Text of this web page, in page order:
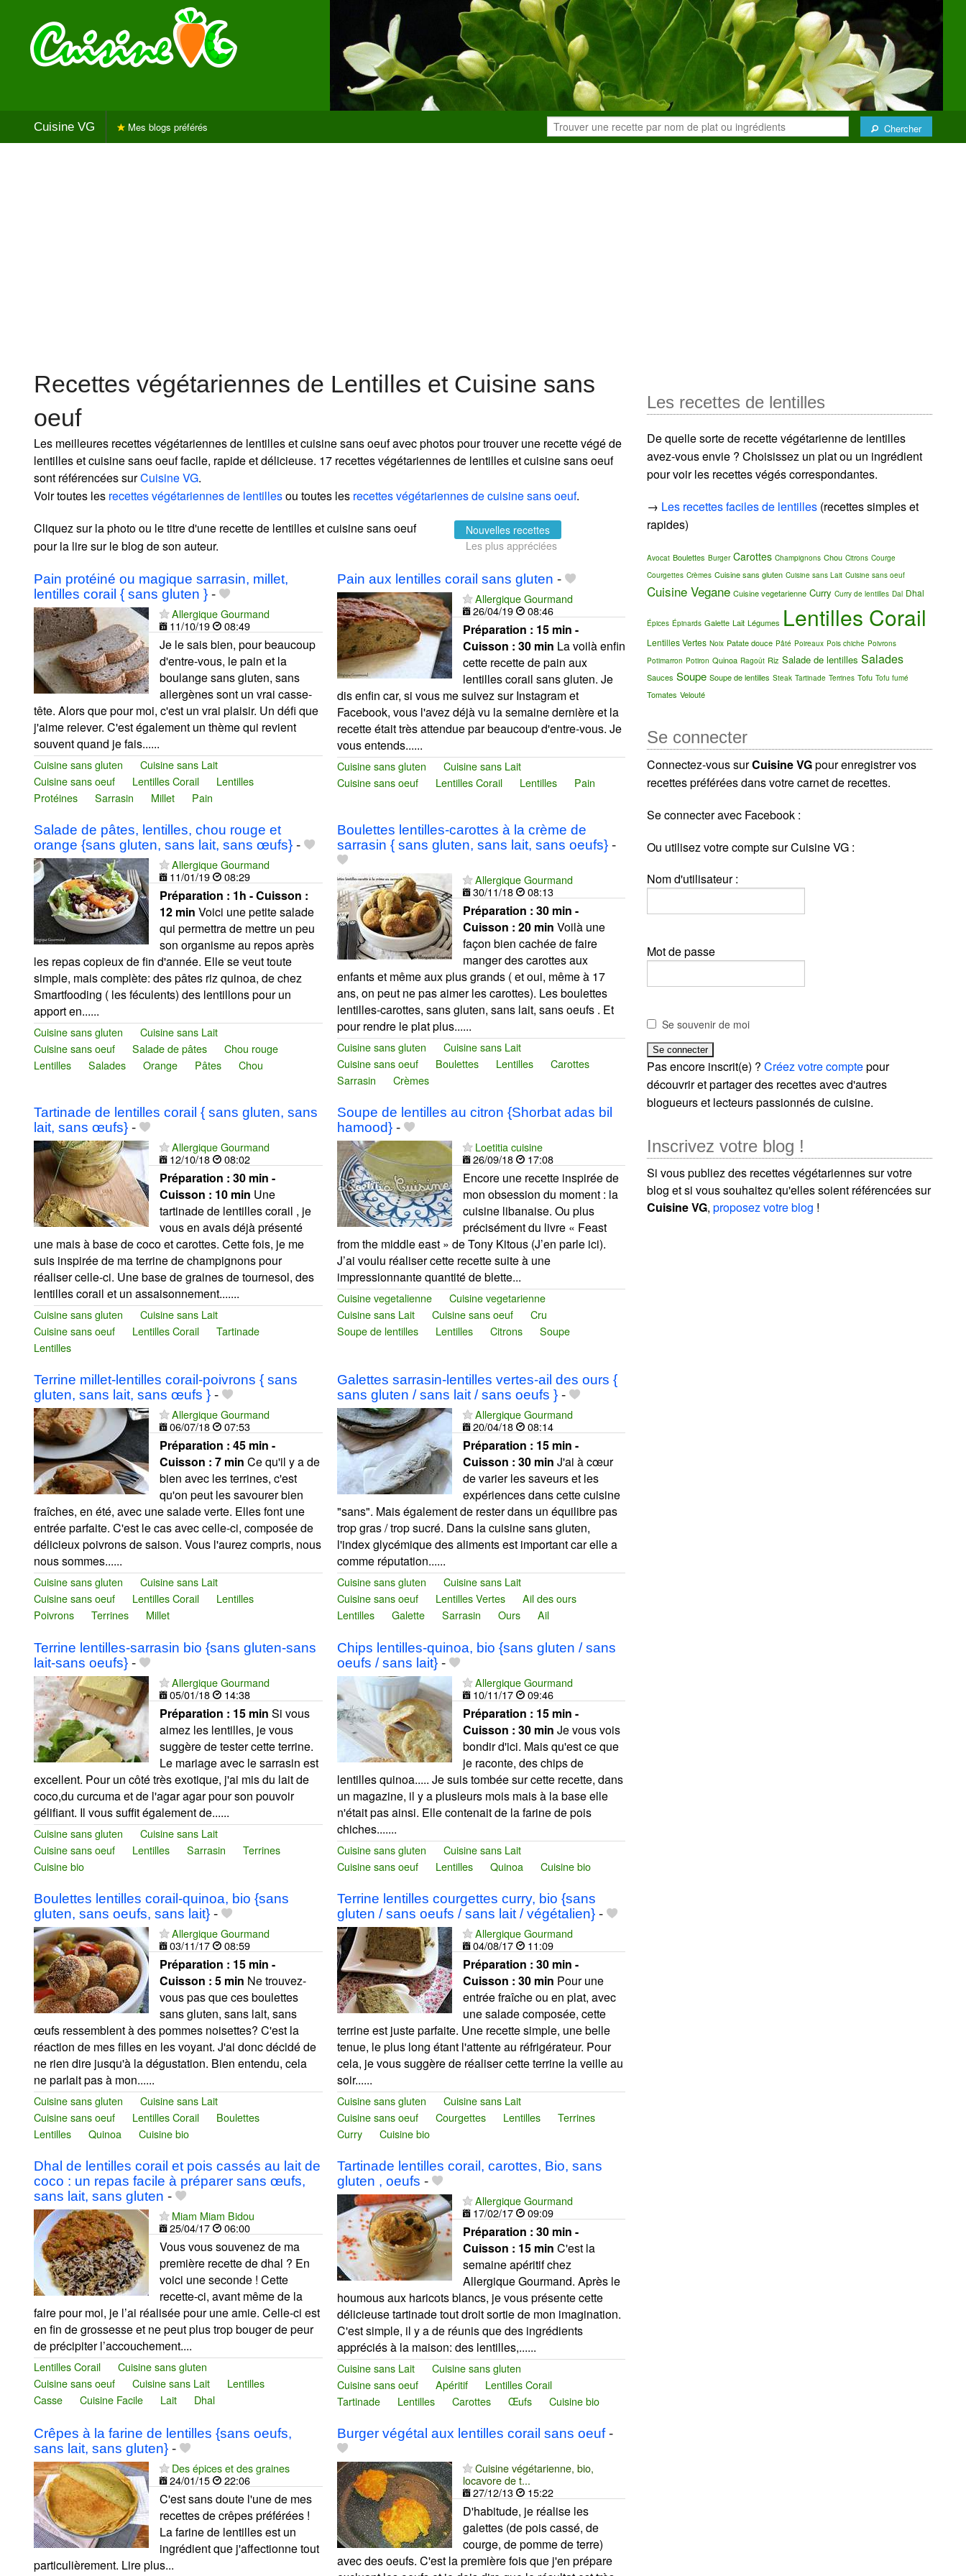
Cuisine VG Chercher
Mes blogs préférés
Recettes végétariennes de Lentilles et Cuisine sans
oeuf
Les meilleures recettes végétariennes de lentilles et cuisine sans oeuf avec photos pour trouver une recette végé de
lentilles et cuisine sans oeuf facile, rapide et délicieuse. 17 recettes végétariennes de lentilles et cuisine sans oeuf
sont référencées surCuisine VG.
Voir toutes les recettes végétariennes de lentillesou toutes les recettes végétariennes de cuisine sans oeuf.
Cliquez sur la photo ou le titre d'une recette de lentilles et cuisine sans oeuf
pour la lire sur le blog de son auteur.
Nouvelles recettes
Les plus appréciées
Pain protéiné ou magique sarrasin, millet,
lentilles corail { sans gluten } -
Allergique Gourmand
11/10/19
08:49
Je le sais bien, pour beaucoup
d'entre-vous, le pain et la
boulange sans gluten, sans
allergènes sont un vrai casse-
tête. Alors que pour moi, c'est un vrai plaisir. Un défi que
j'aime relever. C'est également un thème qui revient
souvent quand je fais......
Cuisine sans gluten
Cuisine sans Lait
Cuisine sans oeuf
Lentilles Corail
Lentilles
Protéines
Sarrasin Millet Pain
Pain aux lentilles corail sans gluten -
Allergique Gourmand
26/04/19
08:46
Préparation : 15 min -
Cuisson : 30 min La voilà enfin
cette recette de pain aux
lentilles corail sans gluten. Je
dis enfin car, si vous me suivez sur Instagram et
Facebook, vous l'avez déjà vu la semaine dernière et la
recette était très attendue par beaucoup d'entre-vous. Je
vous entends......
Cuisine sans gluten
Cuisine sans Lait
Cuisine sans oeuf
Lentilles Corail Lentilles Pain
Salade de pâtes, lentilles, chou rouge et
orange {sans gluten, sans lait, sans œufs} -
Allergique Gourmand
11/01/19
08:29
Préparation : 1h - Cuisson :
12 min Voici une petite salade
qui permettra de mettre un peu
son organisme au repos après
les repas copieux de fin d'année. Elle se veut toute
simple, mais complète: des pâtes riz quinoa, de chez
Smartfooding ( les féculents) des lentillons pour un
apport en......
Cuisine sans gluten
Cuisine sans Lait
Cuisine sans oeuf
Salade de pâtes
Chou rouge
Lentilles
Salades Orange Pâtes Chou
Boulettes lentilles-carottes à la crème de
sarrasin { sans gluten, sans lait, sans oeufs}-
Allergique Gourmand
30/11/18
08:13
Préparation : 30 min -
Cuisson : 20 min Voilà une
façon bien cachée de faire
manger des carottes aux
enfants et même aux plus grands ( et oui, même à 17
ans, on peut ne pas aimer les carottes). Les boulettes
lentilles-carottes, sans gluten, sans lait, sans oeufs . Et
pour rendre le plat plus......
Cuisine sans gluten
Cuisine sans Lait
Cuisine sans oeuf
Boulettes Lentilles
Carottes
Sarrasin
Crèmes
Tartinade de lentilles corail { sans gluten, sans
lait, sans œufs} -
Allergique Gourmand
12/10/18
08:02
Préparation : 30 min -
Cuisson : 10 min Une
tartinade de lentilles corail , je
vous en avais déjà présenté
une mais à base de coco et carottes. Cette fois, je me
suis inspirée de ma terrine de champignons pour
réaliser celle-ci. Une base de graines de tournesol, des
lentilles corail et un assaisonnement.......
Cuisine sans gluten
Cuisine sans Lait
Cuisine sans oeuf
Lentilles Corail
Tartinade
Lentilles
Soupe de lentilles au citron {Shorbat adas bil
hamood}-
Loetitia cuisine
26/09/18
17:08
Encore une recette inspirée de
mon obsession du moment : la
cuisine libanaise. Ou plus
précisément du livre « Feast
from the middle east » de Tony Kitous (J’en parle ici).
J’ai voulu réaliser cette recette suite à une
impressionnante quantité de blette...
Cuisine vegetalienne
Cuisine vegetarienne
Cuisine sans Lait
Cuisine sans oeuf
Cru
Soupe de lentilles
Lentilles Citrons Soupe
Terrine millet-lentilles corail-poivrons { sans
gluten, sans lait, sans œufs } -
Allergique Gourmand
06/07/18
07:53
Préparation : 45 min -
Cuisson : 7 min Ce qu'il y a de
bien avec les terrines, c'est
qu'on peut les savourer bien
fraîches, en été, avec une salade verte. Elles font une
entrée parfaite. C'est le cas avec celle-ci, composée de
délicieux poivrons de saison. Vous l'aurez compris, nous
nous sommes......
Cuisine sans gluten
Cuisine sans Lait
Cuisine sans oeuf
Lentilles Corail
Lentilles
Poivrons
Terrines Millet
Galettes sarrasin-lentilles vertes-ail des ours {
sans gluten / sans lait / sans oeufs }-
Allergique Gourmand
20/04/18
08:14
Préparation : 15 min -
Cuisson : 30 min J'ai à cœur
de varier les saveurs et les
expériences dans cette cuisine
"sans". Mais également de rester dans un équilibre pas
trop gras / trop sucré. Dans la cuisine sans gluten,
l'index glycémique des aliments est important car elle a
comme réputation......
Cuisine sans gluten
Cuisine sans Lait
Cuisine sans oeuf
Lentilles Vertes
Ail des ours
Lentilles
Galette Sarrasin Ours Ail
Terrine lentilles-sarrasin bio {sans gluten-sans
lait-sans oeufs} -
Allergique Gourmand
05/01/18
14:38
Préparation : 15 min Si vous
aimez les lentilles, je vous
suggère de tester cette terrine.
Le mariage avec le sarrasin est
excellent. Pour un côté très exotique, j'ai mis du lait de
coco,du curcuma et de l'agar agar pour son pouvoir
gélifiant. Il vous suffit également de......
Cuisine sans gluten
Cuisine sans Lait
Cuisine sans oeuf
Lentilles Sarrasin
Terrines
Cuisine bio
Chips lentilles-quinoa, bio {sans gluten / sans
oeufs / sans lait}-
Allergique Gourmand
10/11/17
09:46
Préparation : 15 min -
Cuisson : 30 min Je vous vois
bondir d'ici. Mais qu'est ce que
je raconte, des chips de
lentilles quinoa..... Je suis tombée sur cette recette, dans
un magazine, il y a plusieurs mois mais à la base elle
n'était pas ainsi. Elle contenait de la farine de pois
chiches.......
Cuisine sans gluten
Cuisine sans Lait
Cuisine sans oeuf
Lentilles Quinoa Cuisine bio
Boulettes lentilles corail-quinoa, bio {sans
gluten, sans oeufs, sans lait} -
Allergique Gourmand
03/11/17
08:59
Préparation : 15 min -
Cuisson : 5 min Ne trouvez-
vous pas que ces boulettes
sans gluten, sans lait, sans
œufs ressemblent à des pommes noisettes? C'est la
réaction de mes filles en les voyant. J'ai donc décidé de
ne rien dire jusqu'à la dégustation. Bien entendu, cela
ne parlait pas à mon......
Cuisine sans gluten
Cuisine sans Lait
Cuisine sans oeuf
Lentilles Corail
Boulettes
Lentilles
Quinoa Cuisine bio
Terrine lentilles courgettes curry, bio {sans
gluten / sans oeufs / sans lait / végétalien}-
Allergique Gourmand
04/08/17
11:09
Préparation : 30 min -
Cuisson : 30 min Pour une
entrée fraîche ou en plat, avec
une salade composée, cette
terrine est juste parfaite. Une recette simple, une belle
tenue, le plus long étant l'attente au réfrigérateur. Pour
cela, je vous suggère de réaliser cette terrine la veille au
soir......
Cuisine sans gluten
Cuisine sans Lait
Cuisine sans oeuf
Courgettes Lentilles
Terrines
Curry
Cuisine bio
Dhal de lentilles corail et pois cassés au lait de
coco : un repas facile à préparer sans œufs,
sans lait, sans gluten -
Miam Miam Bidou
25/04/17
06:00
Vous vous souvenez de ma
première recette de dhal ? En
voici une seconde ! Cette
recette-ci, avant même de la
faire pour moi, je l’ai réalisée pour une amie. Celle-ci est
en fin de grossesse et ne peut plus trop bouger de peur
de précipiter l’accouchement....
Lentilles Corail
Cuisine sans gluten
Cuisine sans oeuf
Cuisine sans Lait
Lentilles
Casse
Cuisine Facile Lait Dhal
Tartinade lentilles corail, carottes, Bio, sans
gluten , oeufs -
Allergique Gourmand
17/02/17
09:09
Préparation : 30 min -
Cuisson : 15 min C'est la
semaine apéritif chez
Allergique Gourmand. Après le
houmous aux haricots blancs, je vous présente cette
délicieuse tartinade tout droit sortie de mon imagination.
C'est simple, il y a de réunis que des ingrédients
appréciés à la maison: des lentilles,......
Cuisine sans Lait
Cuisine sans gluten
Cuisine sans oeuf
Apéritif
Lentilles Corail
Tartinade
Lentilles Carottes Œufs Cuisine bio
Crêpes à la farine de lentilles {sans oeufs,
sans lait, sans gluten} -
Des épices et des graines
24/01/15
22:06
C'est sans doute l'une de mes
recettes de crêpes préférées !
La farine de lentilles est un
ingrédient que j'affectionne tout
particulièrement. Lire plus...
Burger végétal aux lentilles corail sans oeuf-
Cuisine végétarienne, bio,
locavore de t...
27/12/13
15:22
D'habitude, je réalise les
galettes (de pois cassé, de
courge, de pomme de terre)
avec des oeufs. C'est la première fois que j'en prépare
Les recettes de lentilles
De quelle sorte de recette végétarienne de lentilles
avez-vous envie ? Choisissez un plat ou un ingrédient
pour voir les recettes végés correspondantes.
→ Les recettes faciles de lentilles (recettes simples et
rapides)
Avocat Boulettes Burger Carottes Champignons Chou Citrons Courge
Courgettes Crèmes Cuisine sans gluten Cuisine sans Lait Cuisine sans oeuf
Cuisine Vegane Cuisine vegetarienne Curry Curry de lentilles Dal Dhal
Épices Épinards Galette Lait Légumes Lentilles Corail
Lentilles Vertes Noix Patate douce Pâté Poireaux Pois chiche Poivrons
Potimarron Potiron Quinoa Ragoût Riz Salade de lentilles Salades
Sauces Soupe Soupe de lentilles Steak Tartinade Terrines Tofu Tofu fumé
Tomates Velouté
Se connecter
Connectez-vous surCuisine VGpour enregistrer vos
recettes préférées dans votre carnet de recettes.
Se connecter avec Facebook :
Ou utilisez votre compte sur Cuisine VG :
Nom d'utilisateur :
Mot de passe
Se souvenir de moi
Pas encore inscrit(e) ?Créez votre comptepour
découvrir et partager des recettes avec d'autres
blogueurs et lecteurs passionnés de cuisine.
Inscrivez votre blog !
Si vous publiez des recettes végétariennes sur votre
blog et si vous souhaitez qu'elles soient référencées sur
Cuisine VG,proposez votre blog !